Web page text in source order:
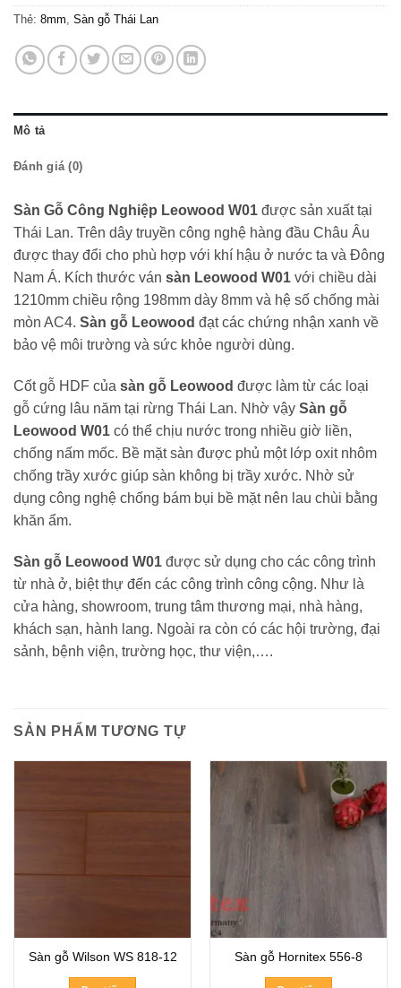
Thẻ: 8mm, Sàn gỗ Thái Lan
Mô tả
Đánh giá (0)
Sàn Gỗ Công Nghiệp Leowood W01 được sản xuất tại
Thái Lan. Trên dây truyền công nghệ hàng đầu Châu Âu
được thay đổi cho phù hợp với khí hậu ở nước ta và Đông
Nam Á. Kích thước ván sàn Leowood W01 với chiều dài
1210mm chiều rộng 198mm dày 8mm và hệ số chống mài
mòn AC4. Sàn gỗ Leowood đạt các chứng nhận xanh về
bảo vệ môi trường và sức khỏe người dùng.
Cốt gỗ HDF của sàn gỗ Leowood được làm từ các loại
gỗ cứng lâu năm tại rừng Thái Lan. Nhờ vậy Sàn gỗ
Leowood W01 có thể chịu nước trong nhiều giờ liền,
chống nấm mốc. Bề mặt sàn được phủ một lớp oxit nhôm
chống trầy xước giúp sàn không bị trầy xước. Nhờ sử
dụng công nghệ chống bám bụi bề mặt nên lau chùi bằng
khăn ẩm.
Sàn gỗ Leowood W01 được sử dụng cho các công trình
từ nhà ở, biệt thự đến các công trình công cộng. Như là
cửa hàng, showroom, trung tâm thương mại, nhà hàng,
khách sạn, hành lang. Ngoài ra còn có các hội trường, đại
sảnh, bệnh viện, trường học, thư viện,….
SẢN PHẨM TƯƠNG TỰ
Sàn gỗ Wilson WS 818-12 Sàn gỗ Hornitex 556-8